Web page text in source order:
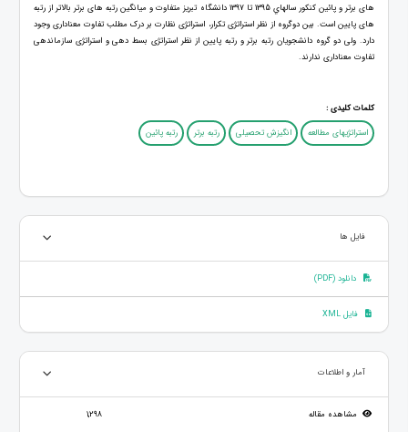
های برتر و پائین كنكور سالهاي 1395 تا 1397 دانشگاه تبریز متفاوت و میانگین رتبه های برتر بالاتر از رتبه
های پایین است. بین دوگروه از نظر استراتژی تکرار، استراتژی نظارت بر درک مطلب تفاوت معناداری وجود
دارد. ولی دو گروه دانشجویان رتبه برتر و رتبه پایین از نظر استراتژی بسط دهی و استراتژی سازماندهی
تفاوت معناداری ندارند.
کلمات کلیدی :
استراتژیهای مطالعه
انگیزش تحصیلی رتبه برتر رتبه پائین
فایل ها
دانلود (PDF)
فایل XML
آمار و اطلاعات
مشاهده مقاله 1,298